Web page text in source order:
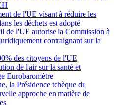
de l'UE visant à réduire les
les déchets est adopté
de l'UE autorise la Commission à
contraignant sur la
des citoyens de l'UE
de l'air sur la santé et
Eurobaromètre
la Présidence tchèque du
approche en matière de